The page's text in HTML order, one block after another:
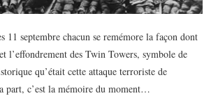
11 septembre chacun se remémore la façon dont
l’effondrement des Twin Towers, symbole de
qu’était cette attaque terroriste de
part, c’est la mémoire du moment…